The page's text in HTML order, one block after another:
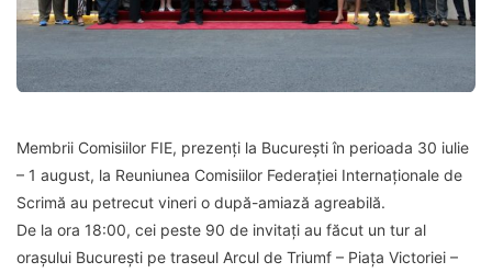
Membrii Comisiilor FIE, prezenți la București în perioada 30 iulie
– 1 august, la Reuniunea Comisiilor Federației Internaționale de
Scrimă au petrecut vineri o după-amiază agreabilă.
De la ora 18:00, cei peste 90 de invitați au făcut un tur al
orașului București pe traseul Arcul de Triumf – Piața Victoriei –